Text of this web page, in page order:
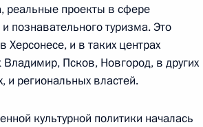
детей
реальные проекты в сфере
познавательного туризма. Это
Херсонесе, и в таких центрах
Псков, Новгород, в других
и региональных властей.
культурной политики началась